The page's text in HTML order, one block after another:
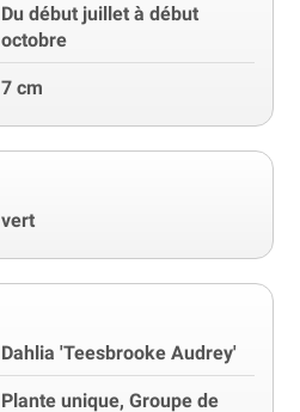
Du début juillet à début
octobre
7 cm
vert
Dahlia 'Teesbrooke Audrey'
Plante unique, Groupe de